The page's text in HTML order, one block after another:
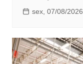
sex, 07/08/2026